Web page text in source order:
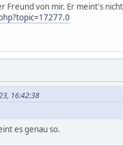
Freund von mir. Er meint's
16:42:38
es genau so.